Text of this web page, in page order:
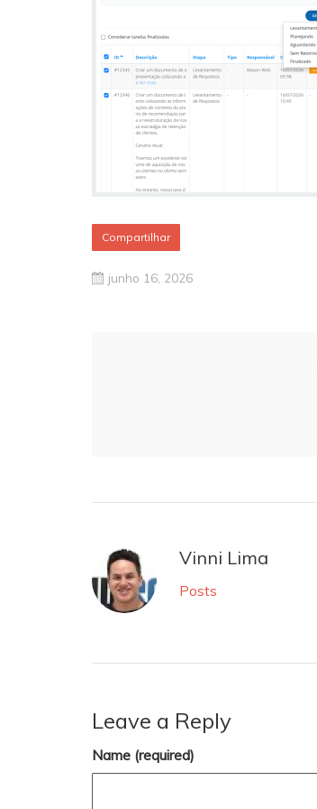
Compartilhar
junho 16, 2026
Vinni Lima
Posts
Leave a Reply
Name (required)